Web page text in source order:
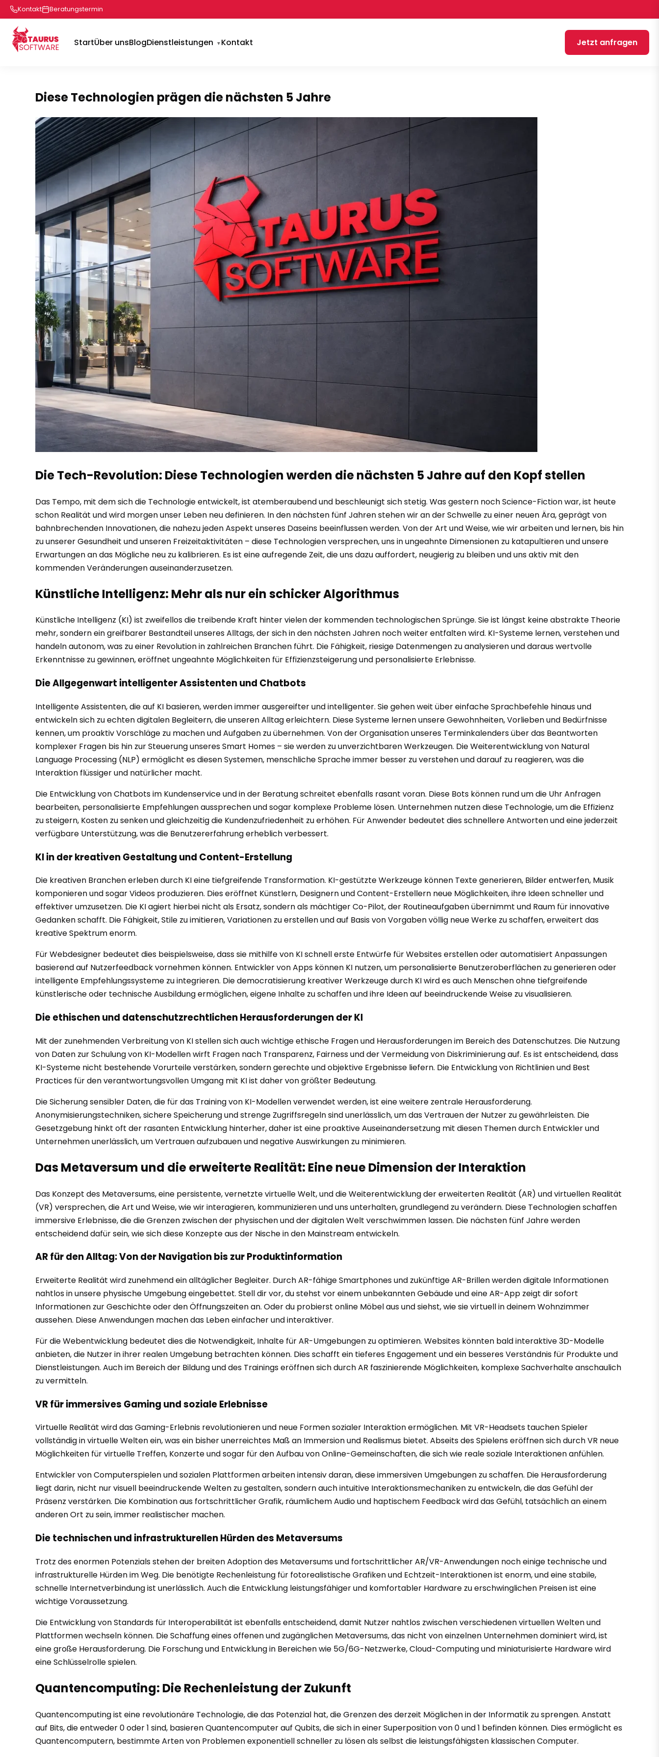
Kontakt Beratungstermin
StartÜber unsBlogDienstleistungen Kontakt Jetzt anfragen
Diese Technologien prägen die nächsten 5 Jahre
Die Tech-Revolution: Diese Technologien werden die nächsten 5 Jahre auf den Kopf stellen
Das Tempo, mit dem sich die Technologie entwickelt, ist atemberaubend und beschleunigt sich stetig. Was gestern noch Science-Fiction war, ist heute
schon Realität und wird morgen unser Leben neu definieren. In den nächsten fünf Jahren stehen wir an der Schwelle zu einer neuen Ära, geprägt von
bahnbrechenden Innovationen, die nahezu jeden Aspekt unseres Daseins beeinflussen werden. Von der Art und Weise, wie wir arbeiten und lernen, bis hin
zu unserer Gesundheit und unseren Freizeitaktivitäten – diese Technologien versprechen, uns in ungeahnte Dimensionen zu katapultieren und unsere
Erwartungen an das Mögliche neu zu kalibrieren. Es ist eine aufregende Zeit, die uns dazu auffordert, neugierig zu bleiben und uns aktiv mit den
kommenden Veränderungen auseinanderzusetzen.
Künstliche Intelligenz: Mehr als nur ein schicker Algorithmus
Künstliche Intelligenz (KI) ist zweifellos die treibende Kraft hinter vielen der kommenden technologischen Sprünge. Sie ist längst keine abstrakte Theorie
mehr, sondern ein greifbarer Bestandteil unseres Alltags, der sich in den nächsten Jahren noch weiter entfalten wird. KI-Systeme lernen, verstehen und
handeln autonom, was zu einer Revolution in zahlreichen Branchen führt. Die Fähigkeit, riesige Datenmengen zu analysieren und daraus wertvolle
Erkenntnisse zu gewinnen, eröffnet ungeahnte Möglichkeiten für Effizienzsteigerung und personalisierte Erlebnisse.
Die Allgegenwart intelligenter Assistenten und Chatbots
Intelligente Assistenten, die auf KI basieren, werden immer ausgereifter und intelligenter. Sie gehen weit über einfache Sprachbefehle hinaus und
entwickeln sich zu echten digitalen Begleitern, die unseren Alltag erleichtern. Diese Systeme lernen unsere Gewohnheiten, Vorlieben und Bedürfnisse
kennen, um proaktiv Vorschläge zu machen und Aufgaben zu übernehmen. Von der Organisation unseres Terminkalenders über das Beantworten
komplexer Fragen bis hin zur Steuerung unseres Smart Homes – sie werden zu unverzichtbaren Werkzeugen. Die Weiterentwicklung von Natural
Language Processing (NLP) ermöglicht es diesen Systemen, menschliche Sprache immer besser zu verstehen und darauf zu reagieren, was die
Interaktion flüssiger und natürlicher macht.
Die Entwicklung von Chatbots im Kundenservice und in der Beratung schreitet ebenfalls rasant voran. Diese Bots können rund um die Uhr Anfragen
bearbeiten, personalisierte Empfehlungen aussprechen und sogar komplexe Probleme lösen. Unternehmen nutzen diese Technologie, um die Effizienz
zu steigern, Kosten zu senken und gleichzeitig die Kundenzufriedenheit zu erhöhen. Für Anwender bedeutet dies schnellere Antworten und eine jederzeit
verfügbare Unterstützung, was die Benutzererfahrung erheblich verbessert.
KI in der kreativen Gestaltung und Content-Erstellung
Die kreativen Branchen erleben durch KI eine tiefgreifende Transformation. KI-gestützte Werkzeuge können Texte generieren, Bilder entwerfen, Musik
komponieren und sogar Videos produzieren. Dies eröffnet Künstlern, Designern und Content-Erstellern neue Möglichkeiten, ihre Ideen schneller und
effektiver umzusetzen. Die KI agiert hierbei nicht als Ersatz, sondern als mächtiger Co-Pilot, der Routineaufgaben übernimmt und Raum für innovative
Gedanken schafft. Die Fähigkeit, Stile zu imitieren, Variationen zu erstellen und auf Basis von Vorgaben völlig neue Werke zu schaffen, erweitert das
kreative Spektrum enorm.
Für Webdesigner bedeutet dies beispielsweise, dass sie mithilfe von KI schnell erste Entwürfe für Websites erstellen oder automatisiert Anpassungen
basierend auf Nutzerfeedback vornehmen können. Entwickler von Apps können KI nutzen, um personalisierte Benutzeroberflächen zu generieren oder
intelligente Empfehlungssysteme zu integrieren. Die democratisierung kreativer Werkzeuge durch KI wird es auch Menschen ohne tiefgreifende
künstlerische oder technische Ausbildung ermöglichen, eigene Inhalte zu schaffen und ihre Ideen auf beeindruckende Weise zu visualisieren.
Die ethischen und datenschutzrechtlichen Herausforderungen der KI
Mit der zunehmenden Verbreitung von KI stellen sich auch wichtige ethische Fragen und Herausforderungen im Bereich des Datenschutzes. Die Nutzung
von Daten zur Schulung von KI-Modellen wirft Fragen nach Transparenz, Fairness und der Vermeidung von Diskriminierung auf. Es ist entscheidend, dass
KI-Systeme nicht bestehende Vorurteile verstärken, sondern gerechte und objektive Ergebnisse liefern. Die Entwicklung von Richtlinien und Best
Practices für den verantwortungsvollen Umgang mit KI ist daher von größter Bedeutung.
Die Sicherung sensibler Daten, die für das Training von KI-Modellen verwendet werden, ist eine weitere zentrale Herausforderung.
Anonymisierungstechniken, sichere Speicherung und strenge Zugriffsregeln sind unerlässlich, um das Vertrauen der Nutzer zu gewährleisten. Die
Gesetzgebung hinkt oft der rasanten Entwicklung hinterher, daher ist eine proaktive Auseinandersetzung mit diesen Themen durch Entwickler und
Unternehmen unerlässlich, um Vertrauen aufzubauen und negative Auswirkungen zu minimieren.
Das Metaversum und die erweiterte Realität: Eine neue Dimension der Interaktion
Das Konzept des Metaversums, eine persistente, vernetzte virtuelle Welt, und die Weiterentwicklung der erweiterten Realität (AR) und virtuellen Realität
(VR) versprechen, die Art und Weise, wie wir interagieren, kommunizieren und uns unterhalten, grundlegend zu verändern. Diese Technologien schaffen
immersive Erlebnisse, die die Grenzen zwischen der physischen und der digitalen Welt verschwimmen lassen. Die nächsten fünf Jahre werden
entscheidend dafür sein, wie sich diese Konzepte aus der Nische in den Mainstream entwickeln.
AR für den Alltag: Von der Navigation bis zur Produktinformation
Erweiterte Realität wird zunehmend ein alltäglicher Begleiter. Durch AR-fähige Smartphones und zukünftige AR-Brillen werden digitale Informationen
nahtlos in unsere physische Umgebung eingebettet. Stell dir vor, du stehst vor einem unbekannten Gebäude und eine AR-App zeigt dir sofort
Informationen zur Geschichte oder den Öffnungszeiten an. Oder du probierst online Möbel aus und siehst, wie sie virtuell in deinem Wohnzimmer
aussehen. Diese Anwendungen machen das Leben einfacher und interaktiver.
Für die Webentwicklung bedeutet dies die Notwendigkeit, Inhalte für AR-Umgebungen zu optimieren. Websites könnten bald interaktive 3D-Modelle
anbieten, die Nutzer in ihrer realen Umgebung betrachten können. Dies schafft ein tieferes Engagement und ein besseres Verständnis für Produkte und
Dienstleistungen. Auch im Bereich der Bildung und des Trainings eröffnen sich durch AR faszinierende Möglichkeiten, komplexe Sachverhalte anschaulich
zu vermitteln.
VR für immersives Gaming und soziale Erlebnisse
Virtuelle Realität wird das Gaming-Erlebnis revolutionieren und neue Formen sozialer Interaktion ermöglichen. Mit VR-Headsets tauchen Spieler
vollständig in virtuelle Welten ein, was ein bisher unerreichtes Maß an Immersion und Realismus bietet. Abseits des Spielens eröffnen sich durch VR neue
Möglichkeiten für virtuelle Treffen, Konzerte und sogar für den Aufbau von Online-Gemeinschaften, die sich wie reale soziale Interaktionen anfühlen.
Entwickler von Computerspielen und sozialen Plattformen arbeiten intensiv daran, diese immersiven Umgebungen zu schaffen. Die Herausforderung
liegt darin, nicht nur visuell beeindruckende Welten zu gestalten, sondern auch intuitive Interaktionsmechaniken zu entwickeln, die das Gefühl der
Präsenz verstärken. Die Kombination aus fortschrittlicher Grafik, räumlichem Audio und haptischem Feedback wird das Gefühl, tatsächlich an einem
anderen Ort zu sein, immer realistischer machen.
Die technischen und infrastrukturellen Hürden des Metaversums
Trotz des enormen Potenzials stehen der breiten Adoption des Metaversums und fortschrittlicher AR/VR-Anwendungen noch einige technische und
infrastrukturelle Hürden im Weg. Die benötigte Rechenleistung für fotorealistische Grafiken und Echtzeit-Interaktionen ist enorm, und eine stabile,
schnelle Internetverbindung ist unerlässlich. Auch die Entwicklung leistungsfähiger und komfortabler Hardware zu erschwinglichen Preisen ist eine
wichtige Voraussetzung.
Die Entwicklung von Standards für Interoperabilität ist ebenfalls entscheidend, damit Nutzer nahtlos zwischen verschiedenen virtuellen Welten und
Plattformen wechseln können. Die Schaffung eines offenen und zugänglichen Metaversums, das nicht von einzelnen Unternehmen dominiert wird, ist
eine große Herausforderung. Die Forschung und Entwicklung in Bereichen wie 5G/6G-Netzwerke, Cloud-Computing und miniaturisierte Hardware wird
eine Schlüsselrolle spielen.
Quantencomputing: Die Rechenleistung der Zukunft
Quantencomputing ist eine revolutionäre Technologie, die das Potenzial hat, die Grenzen des derzeit Möglichen in der Informatik zu sprengen. Anstatt
auf Bits, die entweder 0 oder 1 sind, basieren Quantencomputer auf Qubits, die sich in einer Superposition von 0 und 1 befinden können. Dies ermöglicht es
Quantencomputern, bestimmte Arten von Problemen exponentiell schneller zu lösen als selbst die leistungsfähigsten klassischen Computer.